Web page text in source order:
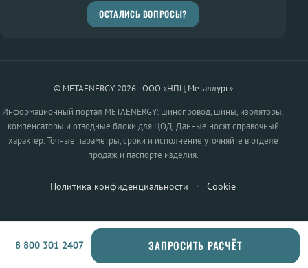
ОСТАЛИСЬ ВОПРОСЫ?
© METAENERGY 2026 · ООО «НПЦ Металлург»
Информационный портал METAENERGY: шинопровод, шины, изоляторы,
компенсаторы и отводные блоки для ЦОД. Данные носят справочный
характер. Точные параметры, сроки и исполнение уточняйте в отделе
продаж и паспорте изделия.
Политика конфиденциальности · Cookie
8 800 301 2407 ЗАПРОСИТЬ РАСЧЁТ